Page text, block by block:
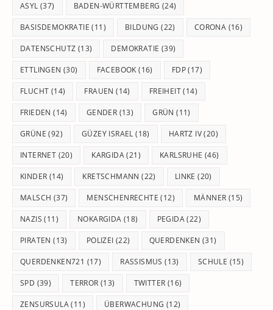
ASYL (37) BADEN-WÜRTTEMBERG (24)
BASISDEMOKRATIE (11) BILDUNG (22) CORONA (16)
DATENSCHUTZ (13) DEMOKRATIE (39)
ETTLINGEN (30) FACEBOOK (16) FDP(17)
FLUCHT (14) FRAUEN (14) FREIHEIT(14)
FRIEDEN (14) GENDER (13) GRÜN (11)
GRÜNE (92) GÜZEY ISRAEL (18) HARTZ IV(20)
INTERNET (20) KARGIDA(21) KARLSRUHE (46)
KINDER (14) KRETSCHMANN (22) LINKE (20)
MALSCH (37) MENSCHENRECHTE (12) MÄNNER (15)
NAZIS (11) NOKARGIDA (18) PEGIDA(22)
PIRATEN (13) POLIZEI (22) QUERDENKEN (31)
QUERDENKEN721 (17) RASSISMUS (13) SCHULE (15)
SPD (39) TERROR (13) TWITTER (16)
ZENSURSULA(11) ÜBERWACHUNG (12)